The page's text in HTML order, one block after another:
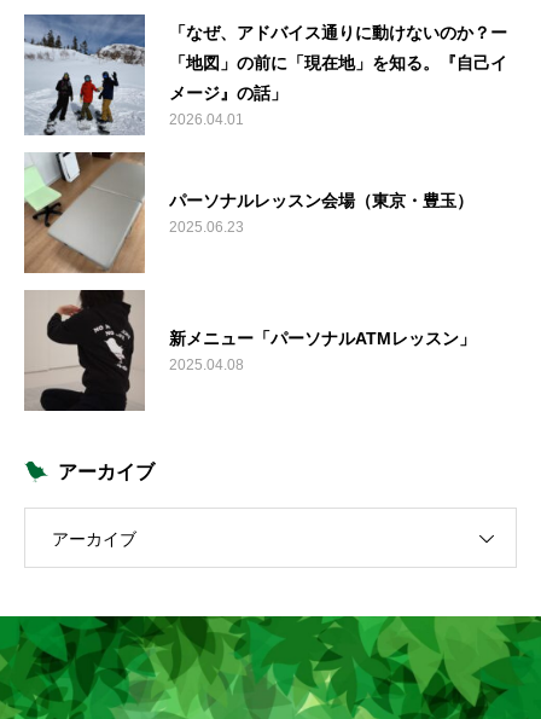
「なぜ、アドバイス通りに動けないのか？ー
「地図」の前に「現在地」を知る。『自己イ
メージ』の話」
2026.04.01
パーソナルレッスン会場（東京・豊玉）
2025.06.23
新メニュー「パーソナルATMレッスン」
2025.04.08
アーカイブ
アーカイブ